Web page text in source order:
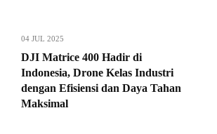
04 JUL 2025
DJI Matrice 400 Hadir di
Indonesia, Drone Kelas Industri
dengan Efisiensi dan Daya Tahan
Maksimal